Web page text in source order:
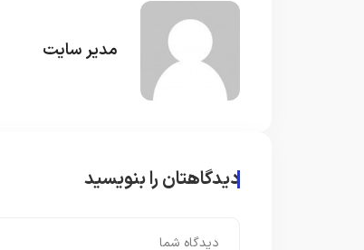
مدیر سایت
دیدگاهتان را بنویسید